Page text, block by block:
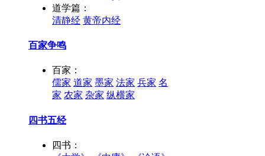
道学篇：
清静经 黄帝内经
百家争鸣
百家：
儒家 道家 墨家 法家 兵家 名
家 农家 杂家 纵横家
四书五经
四书：